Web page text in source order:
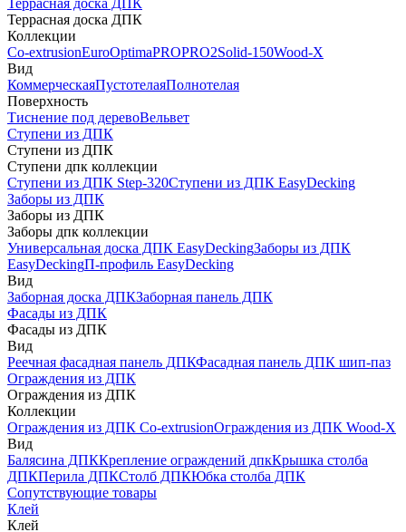
Террасная доска ДПК
Террасная доска ДПК
Коллекции
Co-extrusionEuroOptimaPROPRO2Solid-150Wood-X
Вид
КоммерческаяПустотелаяПолнотелая
Поверхность
Тиснение под деревоВельвет
Ступени из ДПК
Ступени из ДПК
Ступени дпк коллекции
Ступени из ДПК Step-320Ступени из ДПК EasyDecking
Заборы из ДПК
Заборы из ДПК
Заборы дпк коллекции
Универсальная доска ДПК EasyDeckingЗаборы из ДПК
EasyDeckingП-профиль EasyDecking
Вид
Заборная доска ДПКЗаборная панель ДПК
Фасады из ДПК
Фасады из ДПК
Вид
Реечная фасадная панель ДПКФасадная панель ДПК шип-паз
Ограждения из ДПК
Ограждения из ДПК
Коллекции
Ограждения из ДПК Co-extrusionОграждения из ДПК Wood-X
Вид
Балясина ДПККрепление ограждений дпкКрышка столба
ДПКПерила ДПКСтолб ДПКЮбка столба ДПК
Сопутствующие товары
Клей
Клей